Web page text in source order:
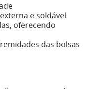
e soldável
oferecendo
das bolsas